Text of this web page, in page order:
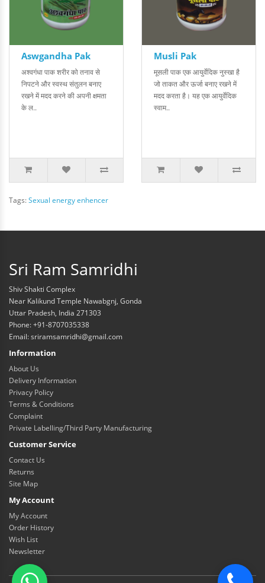
Aswgandha Pak
अश्वगंधा पाक शरीर को तनाव से
निपटने और स्वस्थ संतुलन बनाए
रखने में मदद करने की अपनी क्षमता
के ल..
Musli Pak
मूसली पाक एक आयुर्वेदिक नुस्खा है
जो ताकत और ऊर्जा बनाए रखने में
मदद करता है। यह एक आयुर्वेदिक
स्वाम..
Tags:Sexual energy enhencer
Sri Ram Samridhi
Shiv Shakti Complex
Near Kalikund Temple Nawabgnj, Gonda
Uttar Pradesh, India 271303
Phone: +91-8707035338
Email: sriramsamridhi@gmail.com
Information
About Us
Delivery Information
Privacy Policy
Terms & Conditions
Complaint
Private Labelling/Third Party Manufacturing
Customer Service
Contact Us
Returns
Site Map
My Account
My Account
Order History
Wish List
Newsletter